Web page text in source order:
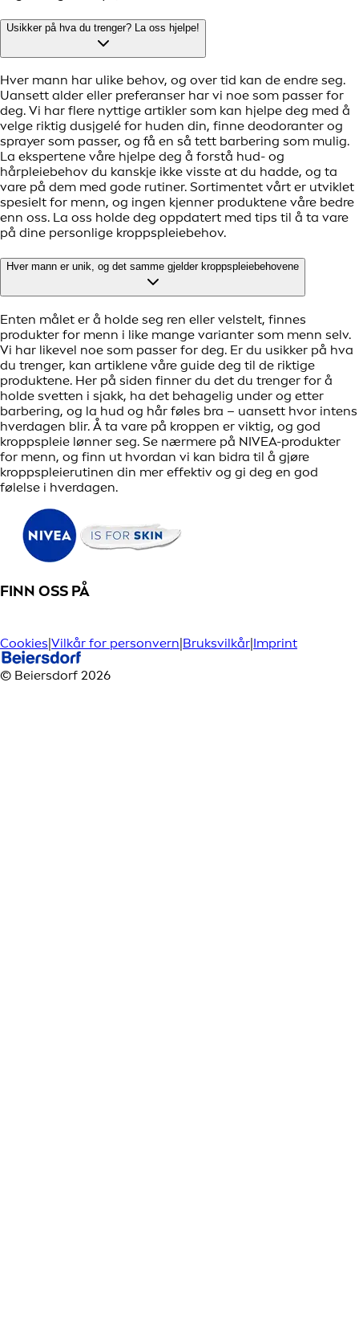
Usikker på hva du trenger? La oss hjelpe!
Hver mann har ulike behov, og over tid kan de endre seg.
Uansett alder eller preferanser har vi noe som passer for
deg. Vi har flere nyttige artikler som kan hjelpe deg med å
velge riktig dusjgelé for huden din, finne deodoranter og
sprayer som passer, og få en så tett barbering som mulig.
La ekspertene våre hjelpe deg å forstå hud- og
hårpleiebehov du kanskje ikke visste at du hadde, og ta
vare på dem med gode rutiner. Sortimentet vårt er utviklet
spesielt for menn, og ingen kjenner produktene våre bedre
enn oss. La oss holde deg oppdatert med tips til å ta vare
på dine personlige kroppspleiebehov.
Hver mann er unik, og det samme gjelder kroppspleiebehovene
Enten målet er å holde seg ren eller velstelt, finnes
produkter for menn i like mange varianter som menn selv.
Vi har likevel noe som passer for deg. Er du usikker på hva
du trenger, kan artiklene våre guide deg til de riktige
produktene. Her på siden finner du det du trenger for å
holde svetten i sjakk, ha det behagelig under og etter
barbering, og la hud og hår føles bra – uansett hvor intens
hverdagen blir. Å ta vare på kroppen er viktig, og god
kroppspleie lønner seg. Se nærmere på NIVEA-produkter
for menn, og finn ut hvordan vi kan bidra til å gjøre
kroppspleierutinen din mer effektiv og gi deg en god
følelse i hverdagen.
FINN OSS PÅ
Cookies Vilkår for personvern Bruksvilkår Imprint
© Beiersdorf 2026